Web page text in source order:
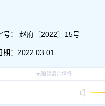
： 赵府〔2022〕15号
： 2022.03.01